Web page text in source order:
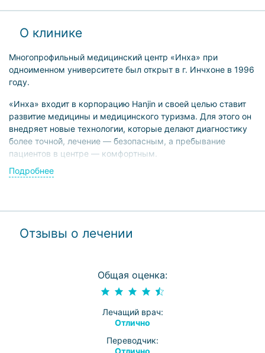
О клинике
Многопрофильный медицинский центр «Инха» при
одноименном университете был открыт в г. Инчхоне в 1996
году.
«Инха» входит в корпорацию Hanjin и своей целью ставит
развитие медицины и медицинского туризма. Для этого он
внедряет новые технологии, которые делают диагностику
более точной, лечение — безопасным, а пребывание
пациентов в центре — комфортным.
Технологии:
удаления опухолей, которые раньше считались
HIFU-терапия рака — лечение высокоинтенсивным
высоким разрешением и низким уровнем облучения.
оборудование для денситометрии и Bone scan;
на базе «Инха» действует Региональный центр
клинических испытаний, получивший высокую оценку
отдельные центры специализируются на
Подробнее
Отзывы о лечении
Общая оценка:
Лечащий врач:
Отлично
Переводчик: